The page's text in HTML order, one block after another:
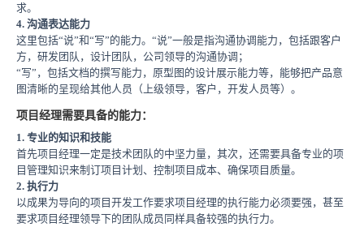
求。
4. 沟通表达能力
这里包括“说”和“写”的能力。“说”一般是指沟通协调能力，包括跟客户
方，研发团队，设计团队，公司领导的沟通协调；
“写”，包括文档的撰写能力，原型图的设计展示能力等，能够把产品意
图清晰的呈现给其他人员（上级领导，客户，开发人员等）。
项目经理需要具备的能力：
1. 专业的知识和技能
首先项目经理一定是技术团队的中坚力量，其次，还需要具备专业的项
目管理知识来制订项目计划、控制项目成本、确保项目质量。
2. 执行力
以成果为导向的项目开发工作要求项目经理的执行能力必须要强，甚至
要求项目经理领导下的团队成员同样具备较强的执行力。